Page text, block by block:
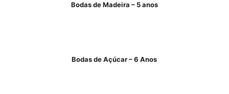
Bodas de Madeira – 5 anos
Bodas de Açúcar – 6 Anos